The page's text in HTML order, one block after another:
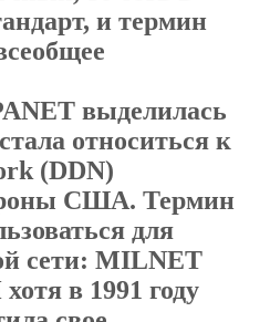
и термин
выделилась
относиться к
(DDN)
США. Термин
для
сети: MILNET
в 1991 году